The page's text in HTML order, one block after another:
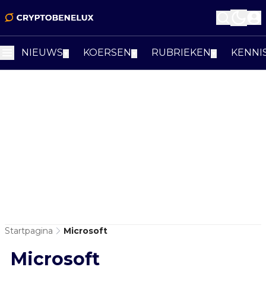
NIEUWS KOERSEN RUBRIEKEN
Startpagina Microsoft
Microsoft